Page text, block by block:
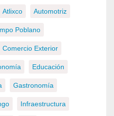
Atlixco Automotriz
Poblano
Comercio Exterior
Educación
Gastronomía
Infraestructura